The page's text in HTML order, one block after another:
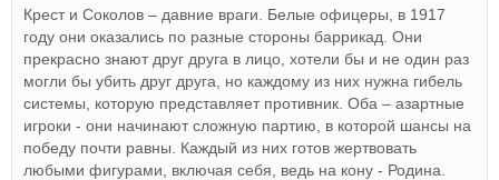
Крест и Соколов – давние враги. Белые офицеры, в 1917
году они оказались по разные стороны баррикад. Они
прекрасно знают друг друга в лицо, хотели бы и не один раз
могли бы убить друг друга, но каждому из них нужна гибель
системы, которую представляет противник. Оба – азартные
игроки - они начинают сложную партию, в которой шансы на
победу почти равны. Каждый из них готов жертвовать
любыми фигурами, включая себя, ведь на кону - Родина.